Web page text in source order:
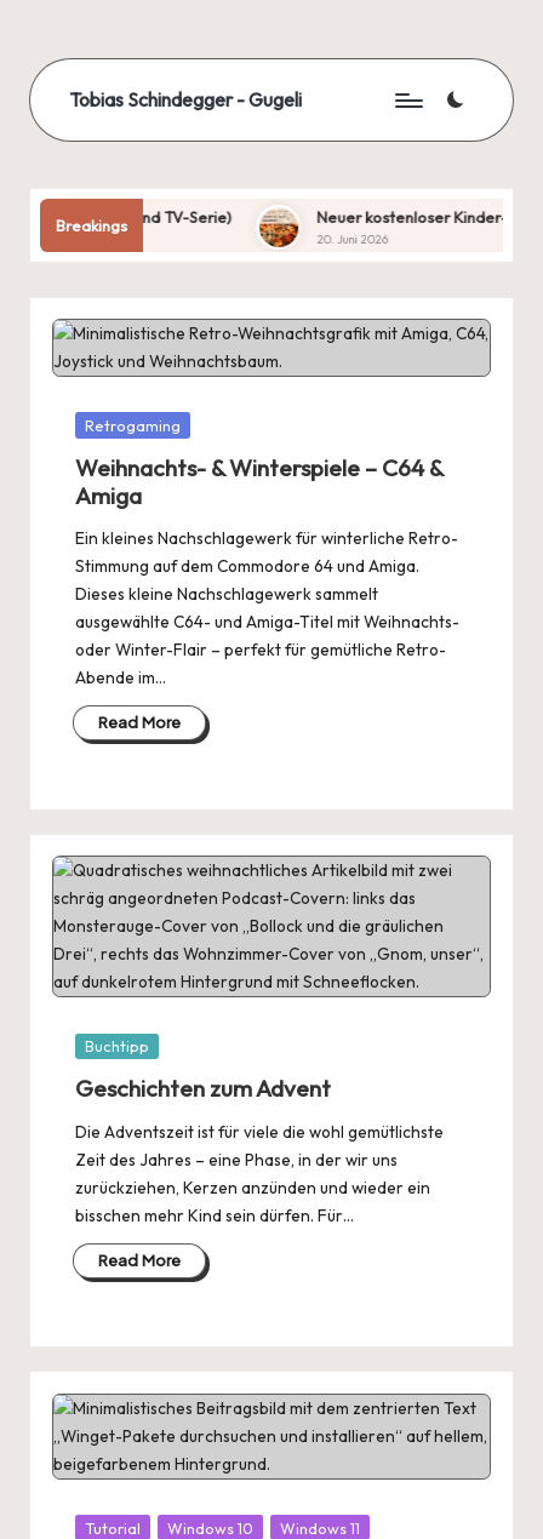
content
Tobias Schindegger - Gugeli
Breakings
(Buch und TV-Serie) Neuer kostenloser
20. Juni 2026
Posted
Retrogaming
Weihnachts- & Winterspiele – C64 &
Amiga
Ein kleines Nachschlagewerk für winterliche Retro-
Stimmung auf dem Commodore 64 und Amiga.
Dieses kleine Nachschlagewerk sammelt
ausgewählte C64- und Amiga-Titel mit Weihnachts-
oder Winter-Flair – perfekt für gemütliche Retro-
Abende im…
Read More
Posted
Buchtipp
Geschichten zum Advent
Die Adventszeit ist für viele die wohl gemütlichste
Zeit des Jahres – eine Phase, in der wir uns
zurückziehen, Kerzen anzünden und wieder ein
bisschen mehr Kind sein dürfen. Für…
Read More
Posted
Tutorial Windows 10 Windows 11